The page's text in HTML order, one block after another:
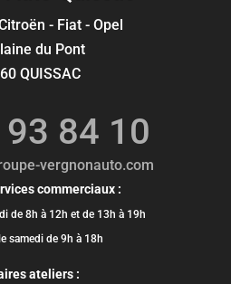
- Fiat - Opel
du Pont
QUISSAC
84 10
vergnonauto.com
commerciaux :
de 8h à 12h et de 13h à 19h
samedi de 9h à 18h
ateliers :